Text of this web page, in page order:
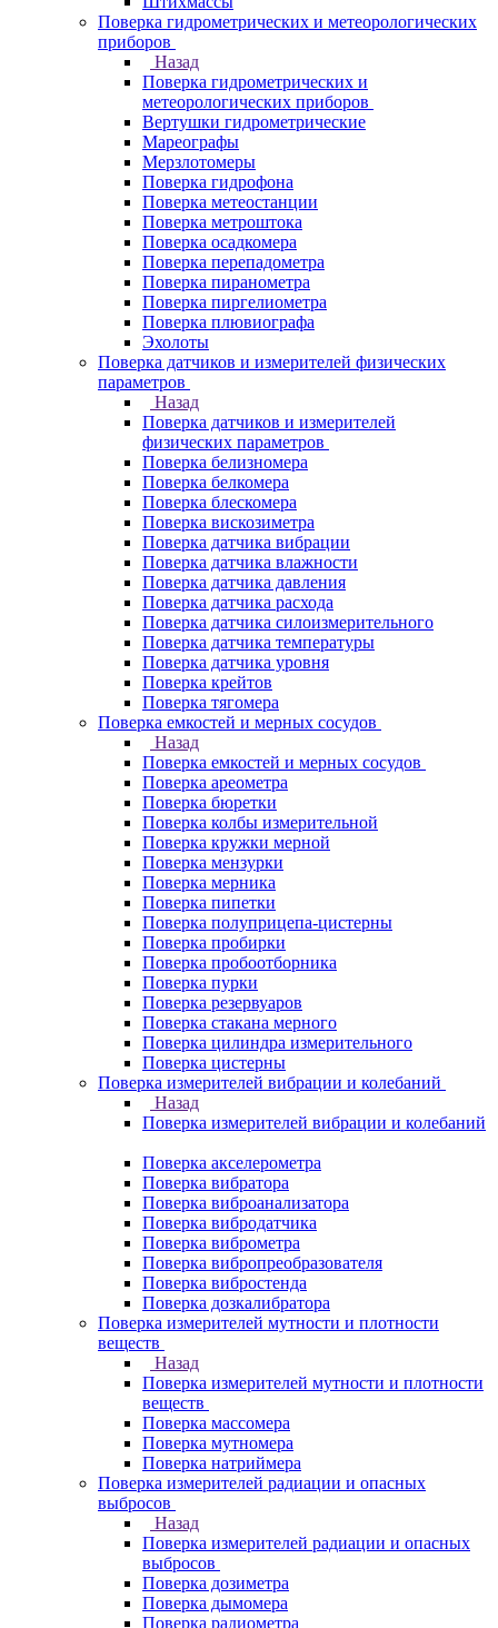
Поверка гидрометрических и метеорологических
приборов
Назад
Поверка гидрометрических и
метеорологических приборов
Вертушки гидрометрические
Мареографы
Мерзлотомеры
Поверка гидрофона
Поверка метеостанции
Поверка метроштока
Поверка осадкомера
Поверка перепадометра
Поверка пиранометра
Поверка пиргелиометра
Поверка плювиографа
Эхолоты
Поверка датчиков и измерителей физических
параметров
Назад
Поверка датчиков и измерителей
физических параметров
Поверка белизномера
Поверка белкомера
Поверка блескомера
Поверка вискозиметра
Поверка датчика вибрации
Поверка датчика влажности
Поверка датчика давления
Поверка датчика расхода
Поверка датчика силоизмерительного
Поверка датчика температуры
Поверка датчика уровня
Поверка крейтов
Поверка тягомера
Поверка емкостей и мерных сосудов
Назад
Поверка емкостей и мерных сосудов
Поверка ареометра
Поверка бюретки
Поверка колбы измерительной
Поверка кружки мерной
Поверка мензурки
Поверка мерника
Поверка пипетки
Поверка полуприцепа-цистерны
Поверка пробирки
Поверка пробоотборника
Поверка пурки
Поверка резервуаров
Поверка стакана мерного
Поверка цилиндра измерительного
Поверка цистерны
Поверка измерителей вибрации и колебаний
Назад
Поверка измерителей вибрации и колебаний
Поверка акселерометра
Поверка вибратора
Поверка виброанализатора
Поверка вибродатчика
Поверка виброметра
Поверка вибропреобразователя
Поверка вибростенда
Поверка дозкалибратора
Поверка измерителей мутности и плотности
веществ
Назад
Поверка измерителей мутности и плотности
веществ
Поверка массомера
Поверка мутномера
Поверка натриймера
Поверка измерителей радиации и опасных
выбросов
Назад
Поверка измерителей радиации и опасных
выбросов
Поверка дозиметра
Поверка дымомера
Поверка радиометра